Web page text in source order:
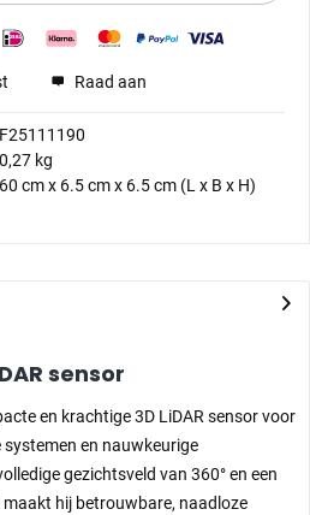
Raad aan
F25111190
0,27 kg
60 cmx 6.5 cmx 6.5 cm (L x B x H)
sensor
en krachtige 3D LiDAR sensor voor
en nauwkeurige
gezichtsveld van 360° en een
hij betrouwbare, naadloze